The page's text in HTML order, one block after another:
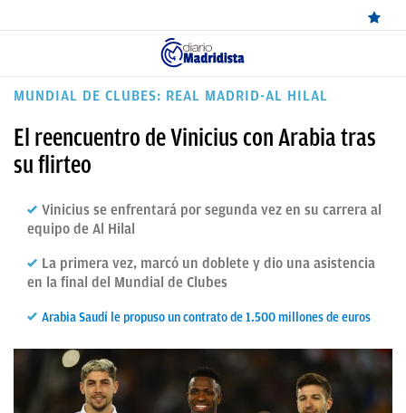
ÚLTIMAS
REAL
BALONCESTO
CANTERA
FEMENINO
PAPARAZZI
MUNDIAL DE CLUBES: REAL MADRID-AL HILAL
El reencuentro de Vinicius con Arabia tras
su flirteo
Vinicius se enfrentará por segunda vez en su carrera al
equipo de Al Hilal
La primera vez, marcó un doblete y dio una asistencia
en la final del Mundial de Clubes
Arabia Saudí le propuso un contrato de 1.500 millones de euros